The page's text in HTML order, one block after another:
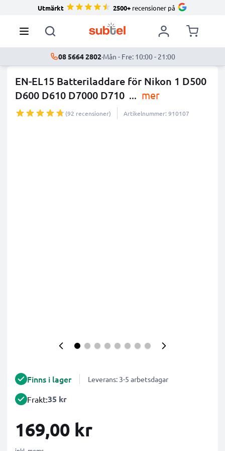
Utmärkt 2500+ recensioner på
08 5664 2802·Mån - Fre: 10:00 - 21:00
EN-EL15 Batteriladdare för Nikon 1 D500
D600 D610 D7000 D710 ... mer
(92 recensioner) Artikelnummer: 910107
Finns i lager Leverans: 3-5 arbetsdagar
Frakt:35 kr
169,00 kr